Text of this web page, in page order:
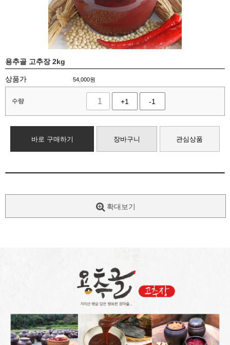
용추골 고추장 2kg
상품가 54,000원
수량 +1 -1
바로 구매하기 장바구니 관심상품
확대보기